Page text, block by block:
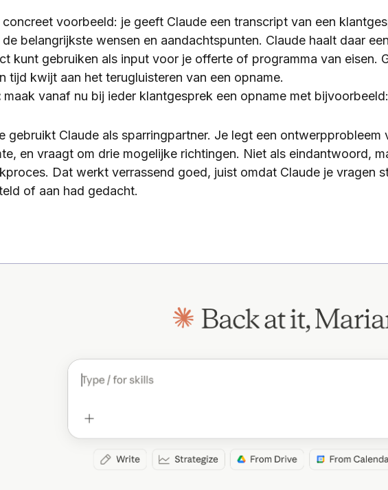
concreet voorbeeld: je geeft Claude een transcript van een
de belangrijkste wensen en aandachtspunten. Claude haalt daar
kunt gebruiken als input voor je offerte of programma van eisen.
tijd kwijt aan het terugluisteren van een opname.
maak vanaf nu bij ieder klantgesprek een opname met
gebruikt Claude als sparringpartner. Je legt een
en vraagt om drie mogelijke richtingen. Niet als eindantwoord,
Dat werkt verrassend goed, juist omdat Claude je vragen
of aan had gedacht.